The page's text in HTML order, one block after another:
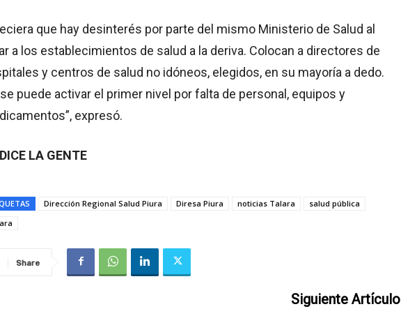
que hay desinterés por parte del mismo Ministerio de Salud al
a los establecimientos de salud a la deriva. Colocan a directores de
y centros de salud no idóneos, elegidos, en su mayoría a dedo.
puede activar el primer nivel por falta de personal, equipos y
expresó.
LA GENTE
Dirección Regional Salud Piura Diresa Piura noticias Talara
salud pública
Share
Siguiente Artículo